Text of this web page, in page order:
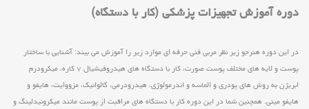
دوره آموزش تجهیزات پزشکی (کار با دستگاه)
در این دوره هنرجو زیر نظر مربی فنی حرفه ای موارد زیر را آموزش می بیند: آشنایی با ساختار
پوست و لایه های مختلف پوست صورت،‌ کار با دستگاه های هیدروفیشیال ۷ کاره، میکرودرم
ابریژن به روش های پودری و الماسه و اندرمولوژی، هیدرودرمی، گالوانیک، مزووایت، هایفو و
هایفو مینی. همچنین شما در این دوره کار با دستگاه های مراقبت از پوست مانند میکرونیدلینگ و